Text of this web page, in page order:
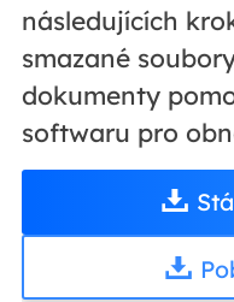
následujících
smazané
dokumenty
softwaru pro